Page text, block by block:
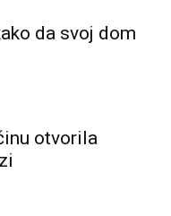
da svoj dom
otvorila